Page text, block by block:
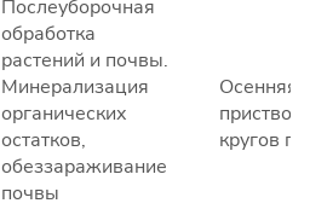
Послеуборочная
обработка
растений и почвы.
Минерализация
органических
остатков,
обеззараживание
почвы
Осенняя
кругов